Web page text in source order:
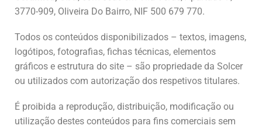
3770-909, Oliveira Do Bairro, NIF 500 679 770.
Todos os conteúdos disponibilizados – textos, imagens,
logótipos, fotografias, fichas técnicas, elementos
gráficos e estrutura do site – são propriedade da Solcer
ou utilizados com autorização dos respetivos titulares.
É proibida a reprodução, distribuição, modificação ou
utilização destes conteúdos para fins comerciais sem